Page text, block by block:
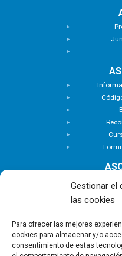
Gestionar el
las cookies
Para ofrecer las mejores
cookies para almacenar y/o
consentimiento de estas